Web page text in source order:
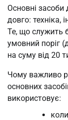
Основні
довго: техніка,
Те, що служить
умовний поріг
на суму від 20
Чому важливо
основних
використовує: